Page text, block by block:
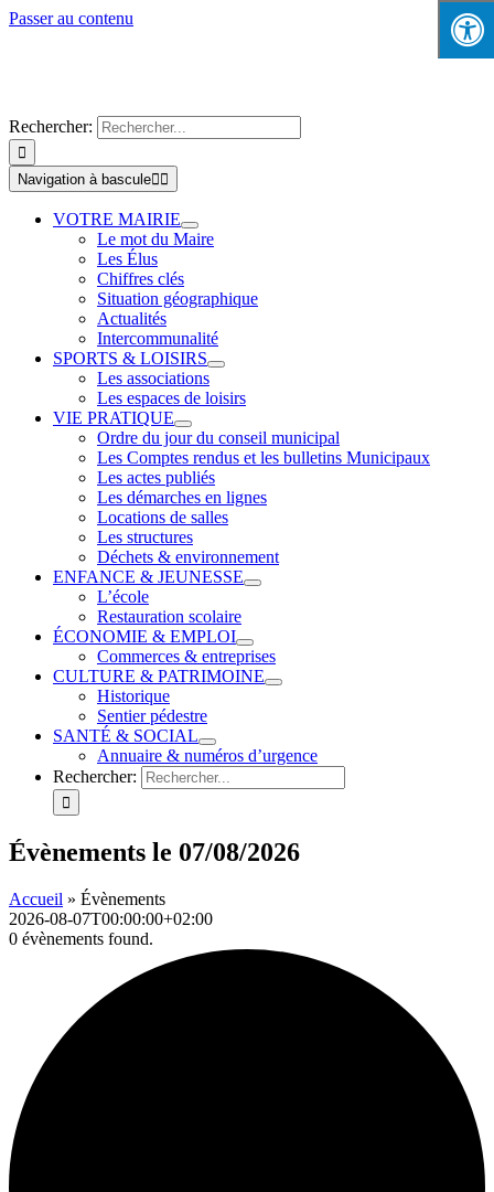
Passer au contenu
Rechercher:
Navigation à bascule
VOTRE MAIRIE
Le mot du Maire
Les Élus
Chiffres clés
Situation géographique
Actualités
Intercommunalité
SPORTS & LOISIRS
Les associations
Les espaces de loisirs
VIE PRATIQUE
Ordre du jour du conseil municipal
Les Comptes rendus et les bulletins Municipaux
Les actes publiés
Les démarches en lignes
Locations de salles
Les structures
Déchets & environnement
ENFANCE & JEUNESSE
L’école
Restauration scolaire
ÉCONOMIE & EMPLOI
Commerces & entreprises
CULTURE & PATRIMOINE
Historique
Sentier pédestre
SANTÉ & SOCIAL
Annuaire & numéros d’urgence
Rechercher:
Évènements le 07/08/2026
Accueil » Évènements
2026-08-07T00:00:00+02:00
0 évènements found.